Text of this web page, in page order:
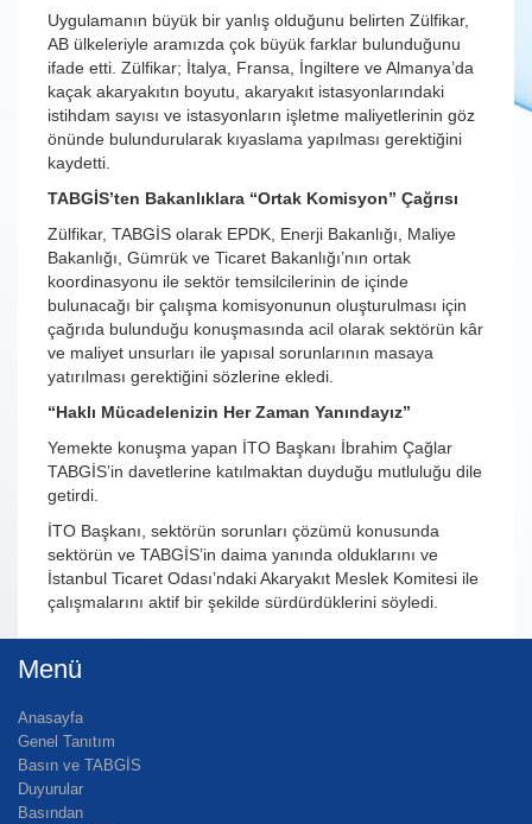
Uygulamanın büyük bir yanlış olduğunu belirten Zülfikar,
AB ülkeleriyle aramızda çok büyük farklar bulunduğunu
ifade etti. Zülfikar; İtalya, Fransa, İngiltere ve Almanya’da
kaçak akaryakıtın boyutu, akaryakıt istasyonlarındaki
istihdam sayısı ve istasyonların işletme maliyetlerinin göz
önünde bulundurularak kıyaslama yapılması gerektiğini
kaydetti.
TABGİS’ten Bakanlıklara “Ortak Komisyon” Çağrısı
Zülfikar, TABGİS olarak EPDK, Enerji Bakanlığı, Maliye
Bakanlığı, Gümrük ve Ticaret Bakanlığı’nın ortak
koordinasyonu ile sektör temsilcilerinin de içinde
bulunacağı bir çalışma komisyonunun oluşturulması için
çağrıda bulunduğu konuşmasında acil olarak sektörün kâr
ve maliyet unsurları ile yapısal sorunlarının masaya
yatırılması gerektiğini sözlerine ekledi.
“Haklı Mücadelenizin Her Zaman Yanındayız”
Yemekte konuşma yapan İTO Başkanı İbrahim Çağlar
TABGİS’in davetlerine katılmaktan duyduğu mutluluğu dile
getirdi.
İTO Başkanı, sektörün sorunları çözümü konusunda
sektörün ve TABGİS’in daima yanında olduklarını ve
İstanbul Ticaret Odası’ndaki Akaryakıt Meslek Komitesi ile
çalışmalarını aktif bir şekilde sürdürdüklerini söyledi.
Menü
Anasayfa
Genel Tanıtım
Basın ve TABGİS
Duyurular
Basından